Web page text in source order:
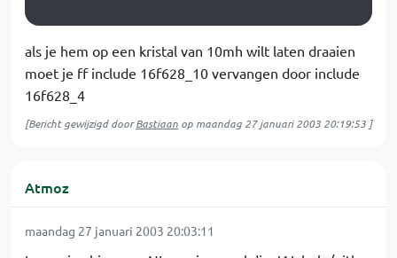
als je hem op een kristal van 10mh wilt laten draaien
moet je ff include 16f628_10 vervangen door include
16f628_4
[Bericht gewijzigd doorBastiaan op maandag 27 januari 2003 20:19:53 ]
Atmoz
maandag 27 januari 2003 20:03:11